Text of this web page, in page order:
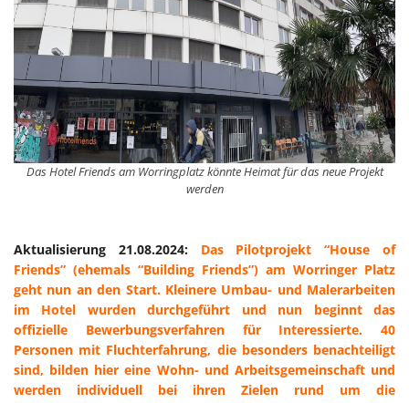
Das Hotel Friends am Worringplatz könnte Heimat für das neue Projekt
werden
Aktualisierung 21.08.2024:
Das Pilotprojekt “House of
Friends” (ehemals “Building Friends”) am Worringer Platz
geht nun an den Start. Kleinere Umbau- und Malerarbeiten
im Hotel wurden durchgeführt und nun beginnt das
offizielle Bewerbungsverfahren für Interessierte. 40
Personen mit Fluchterfahrung, die besonders benachteiligt
sind, bilden hier eine Wohn- und Arbeitsgemeinschaft und
werden individuell bei ihren Zielen rund um die